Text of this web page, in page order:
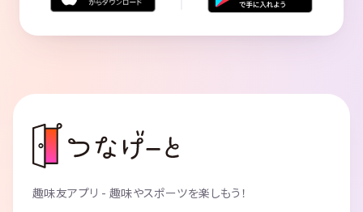
趣味友アプリ - 趣味やスポーツを楽しもう！